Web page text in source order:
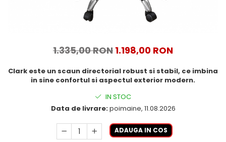
1.335,00 RON 1.198,00 RON
Clark este un scaun directorial robust si stabil, ce imbina
in sine confortul si aspectul exterior modern.
IN STOC
Data de livrare:poimaine, 11.08.2026
ADAUGA IN COS